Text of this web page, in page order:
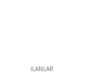
İLANLAR